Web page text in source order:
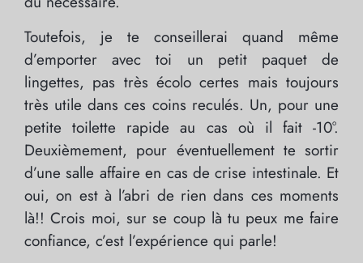
Toutefois, je te conseillerai quand même
d’emporter avec toi un petit paquet de
lingettes, pas très écolo certes mais toujours
très utile dans ces coins reculés. Un, pour une
petite toilette rapide au cas où il fait -10°.
Deuxièmement, pour éventuellement te sortir
d’une salle affaire en cas de crise intestinale. Et
oui, on est à l’abri de rien dans ces moments
là!! Crois moi, sur se coup là tu peux me faire
confiance, c’est l’expérience qui parle!